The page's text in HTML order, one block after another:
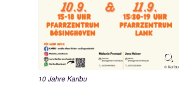
© Karibu
10 Jahre Karibu